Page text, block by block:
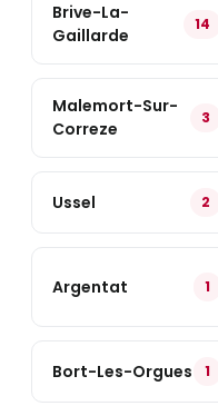
Brive-La-
Gaillarde
14
Malemort-Sur-
Correze
3
Ussel 2
Argentat 1
Bort-Les-Orgues 1